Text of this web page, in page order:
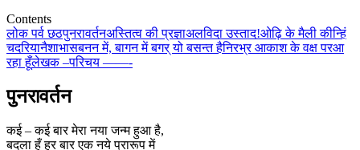
Contents
लोक पर्व छठपुनरावर्तनअस्तित्व की प्रज्ञाअलविदा उस्ताद!ओढ़ि के मैली कीन्हिं
चदरियानैशाभासबनन में, बागन में बगर् यो बसन्त हैनिरभ्र आकाश के वक्ष परआ
रहा हूँलेखक –परिचय ——-
पुनरावर्तन
कई – कई बार मेरा नया जन्म हुआ है,
बदला हूँ हर बार एक नये प्रारूप में